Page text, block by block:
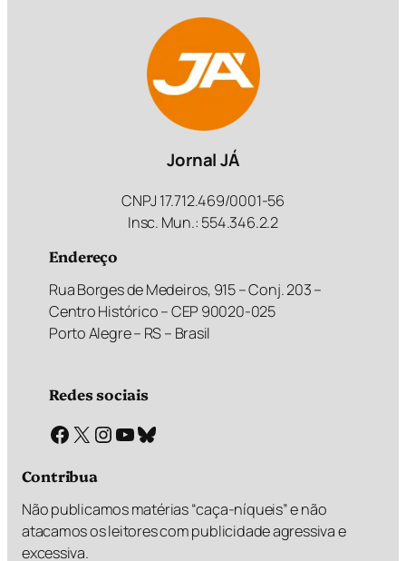
Jornal JÁ
CNPJ 17.712.469/0001-56
Insc. Mun.: 554.346.2.2
Endereço
Rua Borges de Medeiros, 915 – Conj. 203 –
Centro Histórico – CEP 90020-025
Porto Alegre – RS – Brasil
Redes sociais
Facebook X Instagram Youtube Bluesky
Contribua
Não publicamos matérias “caça-níqueis” e não
atacamos os leitores com publicidade agressiva e
excessiva.